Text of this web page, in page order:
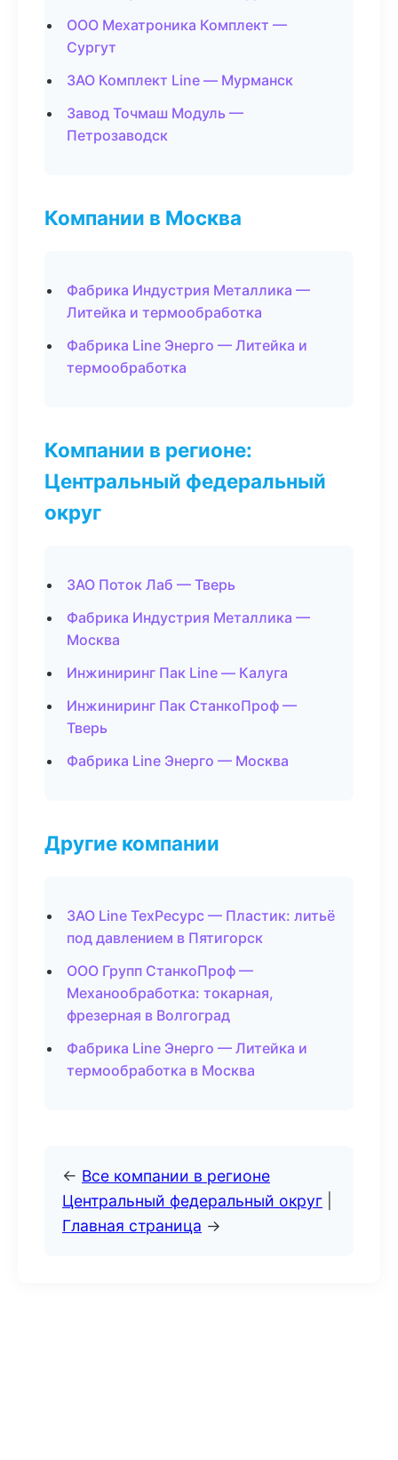
ООО Мехатроника Комплект —
Сургут
ЗАО Комплект Line — Мурманск
Завод Точмаш Модуль —
Петрозаводск
Компании в Москва
Фабрика Индустрия Металлика —
Литейка и термообработка
Фабрика Line Энерго — Литейка и
термообработка
Компании в регионе:
Центральный федеральный
округ
ЗАО Поток Лаб — Тверь
Фабрика Индустрия Металлика —
Москва
Инжиниринг Пак Line — Калуга
Инжиниринг Пак СтанкоПроф —
Тверь
Фабрика Line Энерго — Москва
Другие компании
ЗАО Line ТехРесурс — Пластик: литьё
под давлением в Пятигорск
ООО Групп СтанкоПроф —
Механообработка: токарная,
фрезерная в Волгоград
Фабрика Line Энерго — Литейка и
термообработка в Москва
← Все компании в регионе
Центральный федеральный округ
Главная страница →